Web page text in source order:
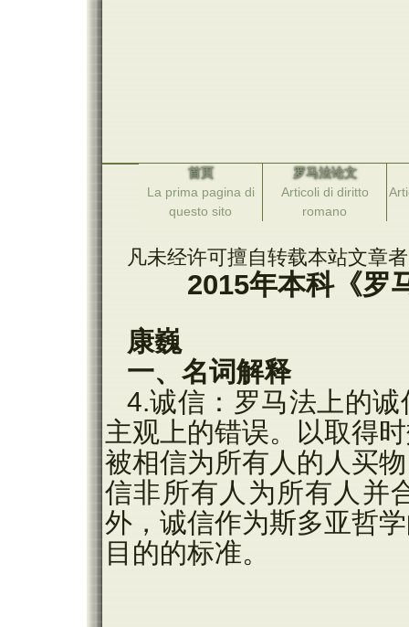
首页
La prima pagina di
questo sito
罗马法论文
Articoli di diritto
romano
凡未经许可擅自转载本站文章
2015年本科《罗
康巍
一、名词解释
4.诚信：罗马法上的
主观上的错误。以取得
被相信为所有人的人买
信非所有人为所有人并
外，诚信作为斯多亚哲
目的的标准。